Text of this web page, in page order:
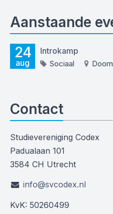
Aanstaande
24
aug
Introkamp
Sociaal
Contact
Studievereniging Codex
Padualaan 101
3584 CH Utrecht
info@svcodex.nl
KvK: 50260499